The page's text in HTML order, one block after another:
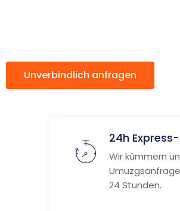
Unverbindlich anfragen
24h
Wir kümmern
24 Stunden.